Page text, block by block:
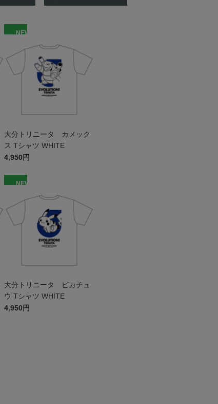
NEW
大分トリニータ カメック
ス Tシャツ WHITE
4,950円
NEW
大分トリニータ ピカチュ
ウ Tシャツ WHITE
4,950円